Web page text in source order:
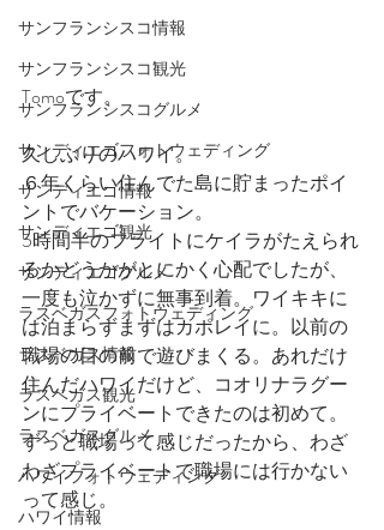
サンフランシスコ情報
サンフランシスコ観光
サンフランシスコグルメ
サンディエゴフォトウェディング
サンディエゴ情報
サンディエゴ観光
サンディエゴグルメ
ラスベガスフォトウェディング
ラスベガス情報
ラスベガス観光
ラスベガスグルメ
ハワイフォトウェディング
ハワイ情報
Tomoです。
久しぶりのハワイ。
６年くらい住んでた島に貯まったポイ
ントでバケーション。
5時間半のフライトにケイラがたえられ
るかどうかがとにかく心配でしたが、
一度も泣かずに無事到着。ワイキキに
は泊まらずまずはカポレイに。以前の
職場の目の前で遊びまくる。あれだけ
住んだハワイだけど、コオリナラグー
ンにプライベートできたのは初めて。
ずっと職場って感じだったから、わざ
わざプライベートで職場には行かない
って感じ。